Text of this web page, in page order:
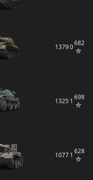
13790682
13251 698
10771 628